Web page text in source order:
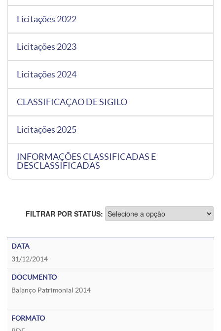
Licitações 2022
Licitações 2023
Licitações 2024
CLASSIFICAÇAO DE SIGILO
Licitações 2025
INFORMAÇÕES CLASSIFICADAS E
DESCLASSIFICADAS
FILTRAR POR STATUS:
31/12/2014
Balanço Patrimonial 2014